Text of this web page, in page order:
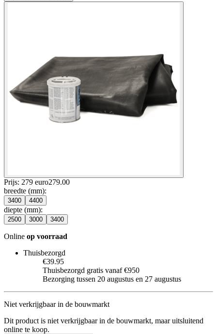
Prijs: 279 euro279.00
breedte (mm):
3400 4400
diepte (mm):
2500 3000 3400
Online op voorraad
Thuisbezorgd
€39.95
Thuisbezorgd gratis vanaf €950
Bezorging tussen 20 augustus en 27 augustus
Niet verkrijgbaar in de bouwmarkt
Dit product is niet verkrijgbaar in de bouwmarkt, maar uitsluitend
online te koop.